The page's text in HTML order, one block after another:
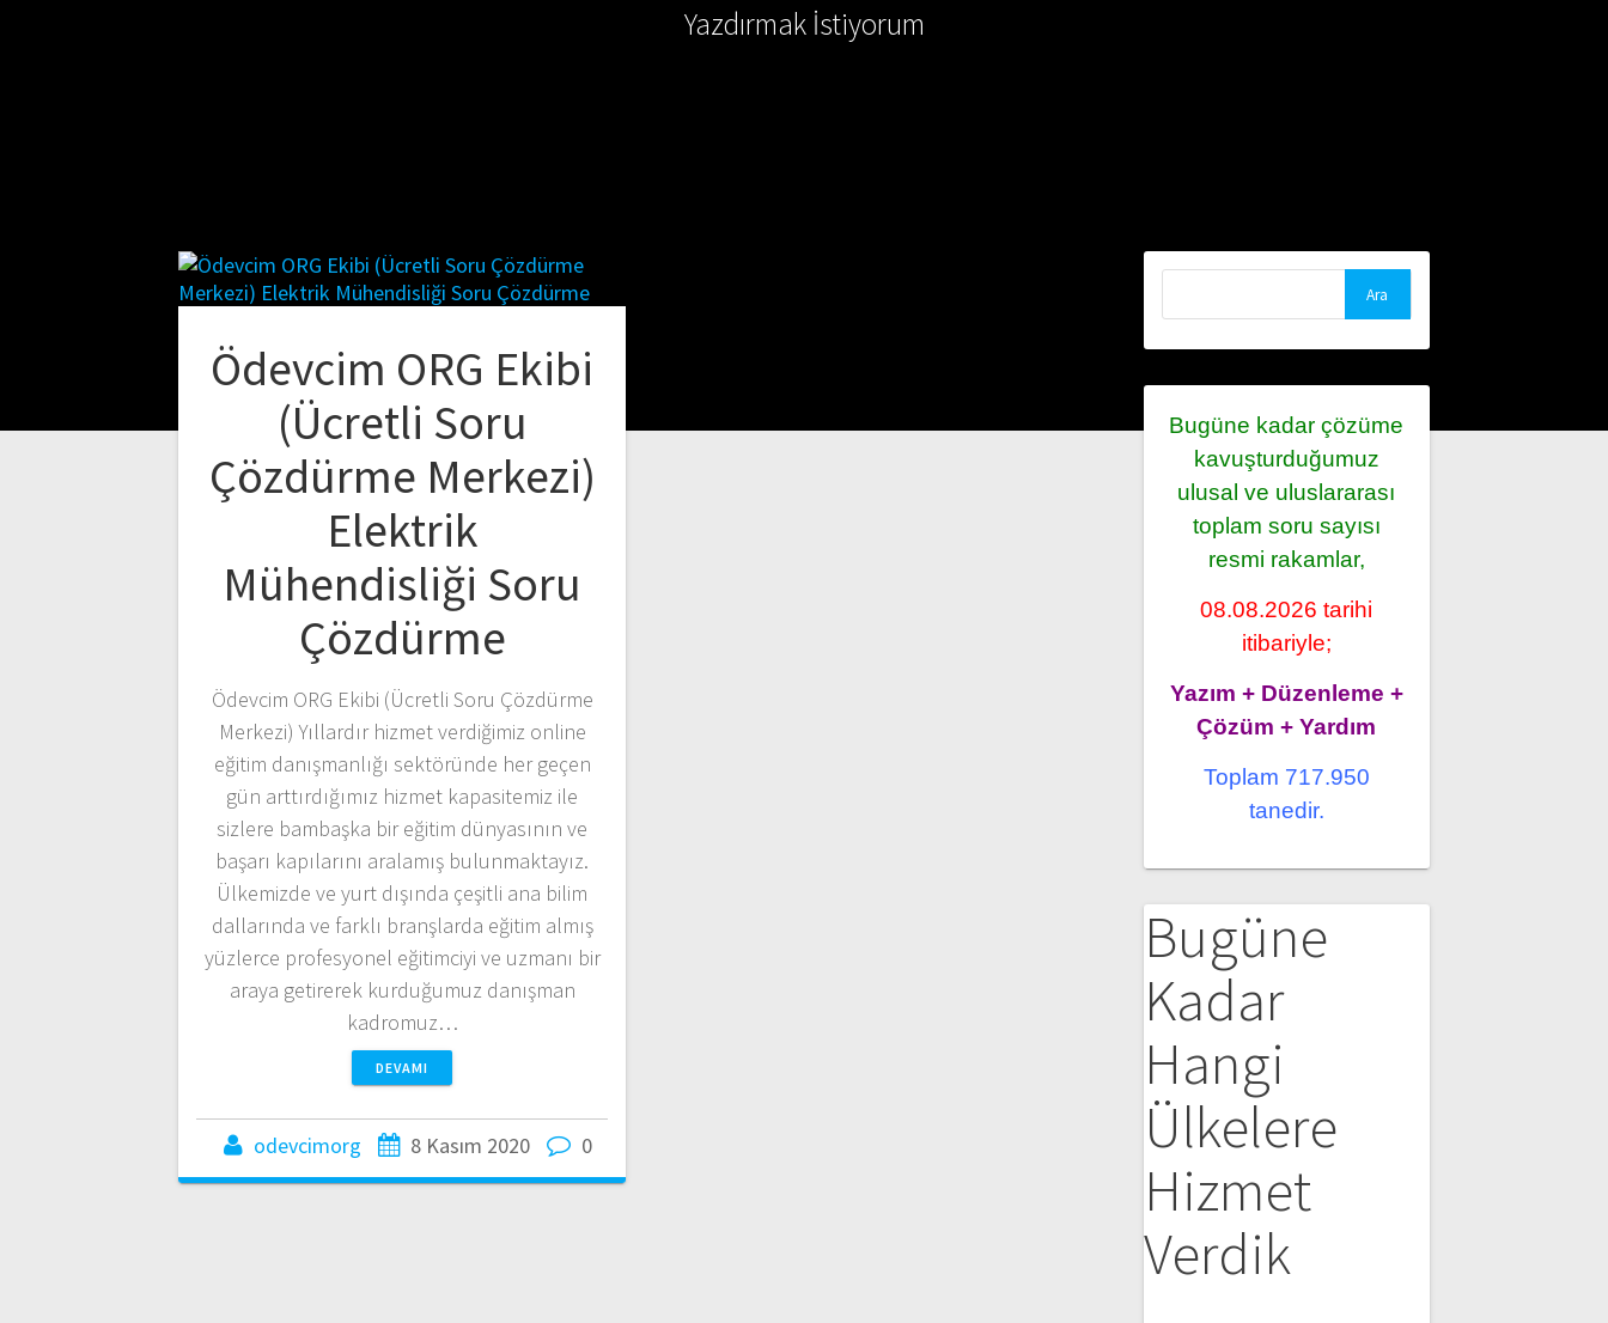
Yazdırmak İstiyorum
Ödevcim ORG Ekibi
(Ücretli Soru
Çözdürme Merkezi)
Elektrik
Mühendisliği Soru
Çözdürme
Ödevcim ORG Ekibi (Ücretli Soru Çözdürme
Merkezi) Yıllardır hizmet verdiğimiz online
eğitim danışmanlığı sektöründe her geçen
gün arttırdığımız hizmet kapasitemiz ile
sizlere bambaşka bir eğitim dünyasının ve
başarı kapılarını aralamış bulunmaktayız.
Ülkemizde ve yurt dışında çeşitli ana bilim
dallarında ve farklı branşlarda eğitim almış
yüzlerce profesyonel eğitimciyi ve uzmanı bir
araya getirerek kurduğumuz danışman
kadromuz…
DEVAMI
odevcimorg 8 Kasım 2020 0
Bugüne kadar çözüme
kavuşturduğumuz
ulusal ve uluslararası
toplam soru sayısı
resmi rakamlar,
08.08.2026 tarihi
itibariyle;
Yazım + Düzenleme +
Çözüm + Yardım
Toplam 717.950
tanedir.
Bugüne
Kadar
Hangi
Ülkelere
Hizmet
Verdik